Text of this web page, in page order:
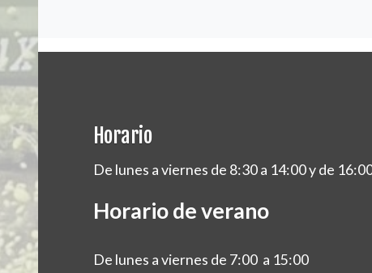
Horario
De lunes a viernes de 8:30 a 14:00 y de
Horario de verano
De lunes a viernes de 7:00 a 15:00